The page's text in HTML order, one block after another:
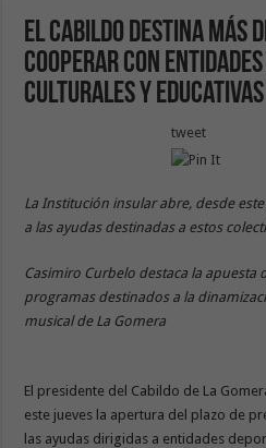
El Cabildo destina más
cooperar con
culturales y educativas
tweet
La Institución insular abre, desde
a las ayudas destinadas a estos
Casimiro Curbelo destaca la apuesta
programas destinados a la
musical de La Gomera
El presidente del Cabildo de La
este jueves la apertura del plazo de
las ayudas dirigidas a entidades